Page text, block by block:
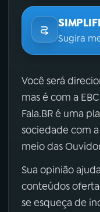
Sugira
Você será
mas é com a
Fala.BR é uma
sociedade com
meio das
Sua opinião
conteúdos
se esqueça de